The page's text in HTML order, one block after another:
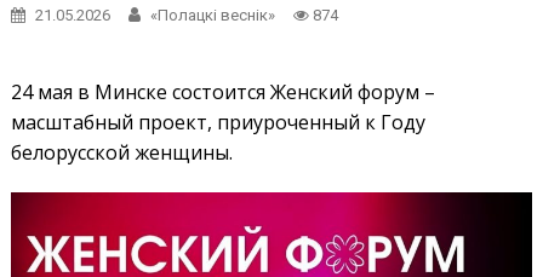
21.05.2026 «Полацкі веснік» 874
24 мая в Минске состоится Женский форум –
масштабный проект, приуроченный к Году
белорусской женщины.